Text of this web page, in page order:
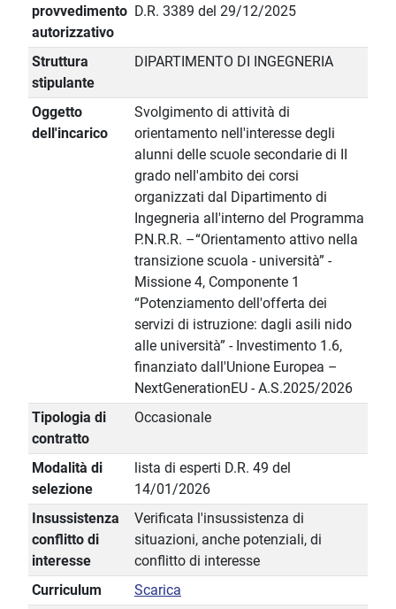
provvedimento
autorizzativo
D.R. 3389 del 29/12/2025
Struttura
stipulante
DIPARTIMENTO DI INGEGNERIA
Oggetto
dell'incarico
Svolgimento di attività di
orientamento nell'interesse degli
alunni delle scuole secondarie di II
grado nell'ambito dei corsi
organizzati dal Dipartimento di
Ingegneria all'interno del Programma
P.N.R.R. –“Orientamento attivo nella
transizione scuola - università” -
Missione 4, Componente 1
“Potenziamento dell'offerta dei
servizi di istruzione: dagli asili nido
alle università” - Investimento 1.6,
finanziato dall'Unione Europea –
NextGenerationEU - A.S.2025/2026
Tipologia di
contratto
Occasionale
Modalità di
selezione
lista di esperti D.R. 49 del
14/01/2026
Insussistenza
conflitto di
interesse
Verificata l'insussistenza di
situazioni, anche potenziali, di
conflitto di interesse
Curriculum
Scarica